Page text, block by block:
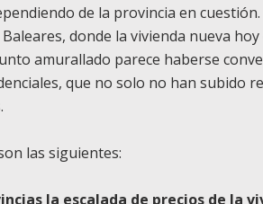
de la provincia en
donde la vivienda nueva
amurallado parece haberse
que no solo no han subido
las siguientes:
la escalada de precios de la